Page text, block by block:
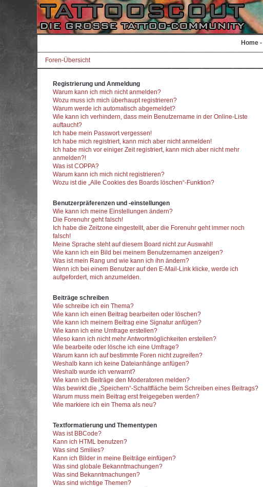
Home -
Foren-Übersicht
Registrierung und Anmeldung
Warum kann ich mich nicht anmelden?
Wozu muss ich mich überhaupt registrieren?
Warum werde ich automatisch abgemeldet?
Wie kann ich verhindern, dass mein Benutzername in der Online-Liste
auftaucht?
Ich habe mein Passwort vergessen!
Ich habe mich registriert, kann mich aber nicht anmelden!
Ich habe mich vor einiger Zeit registriert, kann mich aber nicht mehr
anmelden?!
Was ist COPPA?
Warum kann ich mich nicht registrieren?
Wozu ist die „Alle Cookies des Boards löschen“-Funktion?
Benutzerpräferenzen und -einstellungen
Wie kann ich meine Einstellungen ändern?
Die Forenuhr geht falsch!
Ich habe die Zeitzone eingestellt, aber die Forenuhr geht immer noch
falsch!
Meine Sprache steht auf diesem Board nicht zur Auswahl!
Wie kann ich ein Bild bei meinem Benutzernamen anzeigen?
Was ist mein Rang und wie kann ich ihn ändern?
Wenn ich bei einem Benutzer auf den E-Mail-Link klicke, werde ich
aufgefordert, mich anzumelden.
Beiträge schreiben
Wie schreibe ich ein Thema?
Wie kann ich einen Beitrag bearbeiten oder löschen?
Wie kann ich meinem Beitrag eine Signatur anfügen?
Wie kann ich eine Umfrage erstellen?
Wieso kann ich nicht mehr Antwortmöglichkeiten erstellen?
Wie bearbeite oder lösche ich eine Umfrage?
Warum kann ich auf bestimmte Foren nicht zugreifen?
Weshalb kann ich keine Dateianhänge anfügen?
Weshalb wurde ich verwarnt?
Wie kann ich Beiträge den Moderatoren melden?
Was bewirkt die „Speichern“-Schaltfläche beim Schreiben eines Beitrags?
Warum muss mein Beitrag erst freigegeben werden?
Wie markiere ich ein Thema als neu?
Textformatierung und Thementypen
Was ist BBCode?
Kann ich HTML benutzen?
Was sind Smilies?
Kann ich Bilder in meine Beiträge einfügen?
Was sind globale Bekanntmachungen?
Was sind Bekanntmachungen?
Was sind wichtige Themen?